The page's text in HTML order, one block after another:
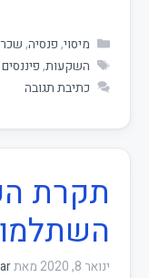
מיסוי, פנסיה, שכר
השקעות, פיננסים
כתיבת תגובה
תקרת
ינואר 8, 2020 מאת